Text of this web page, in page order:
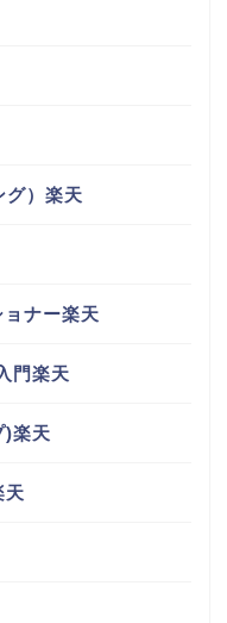
）楽天
ナー楽天
門楽天
)楽天
天